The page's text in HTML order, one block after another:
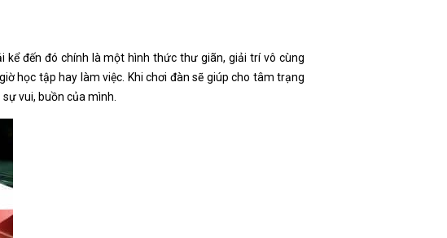
kể đến đó chính là một hình thức thư giãn, giải trí vô cùng
học tập hay làm việc. Khi chơi đàn sẽ giúp cho tâm trạng
vui, buồn của mình.